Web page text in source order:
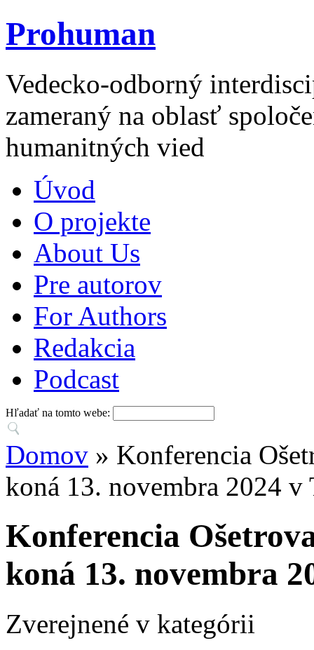
Prohuman
Vedecko-odborný
zameraný na oblasť
humanitných vied
Úvod
O projekte
About Us
Pre autorov
For Authors
Redakcia
Podcast
Hľadať na tomto webe:
Domov » Konferencia
koná 13. novembra 2024 v
Konferencia
koná 13. novembra
Zverejnené v kategórii